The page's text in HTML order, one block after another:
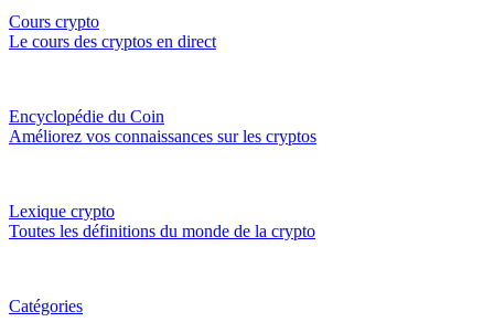
Cours crypto
Le cours des cryptos en direct
Encyclopédie du Coin
Améliorez vos connaissances sur les cryptos
Lexique crypto
Toutes les définitions du monde de la crypto
Catégories